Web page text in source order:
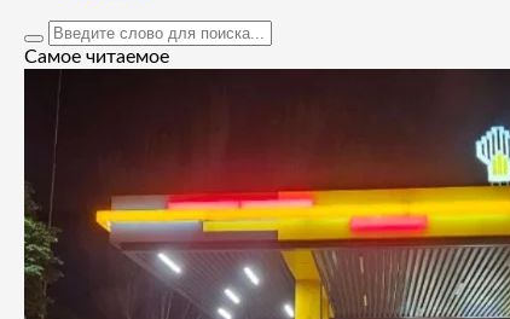
Самое читаемое